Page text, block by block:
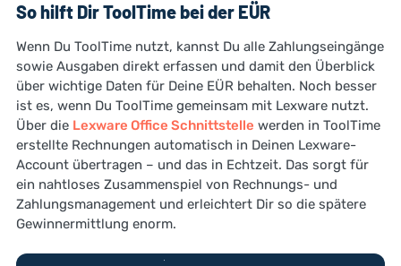
So hilft Dir ToolTime bei der EÜR
Wenn Du ToolTime nutzt, kannst Du alle Zahlungseingänge
sowie Ausgaben direkt erfassen und damit den Überblick
über wichtige Daten für Deine EÜR behalten. Noch besser
ist es, wenn Du ToolTime gemeinsam mit Lexware nutzt.
Über die Lexware Office Schnittstelle werden in ToolTime
erstellte Rechnungen automatisch in Deinen Lexware-
Account übertragen – und das in Echtzeit. Das sorgt für
ein nahtloses Zusammenspiel von Rechnungs- und
Zahlungsmanagement und erleichtert Dir so die spätere
Gewinnermittlung enorm.